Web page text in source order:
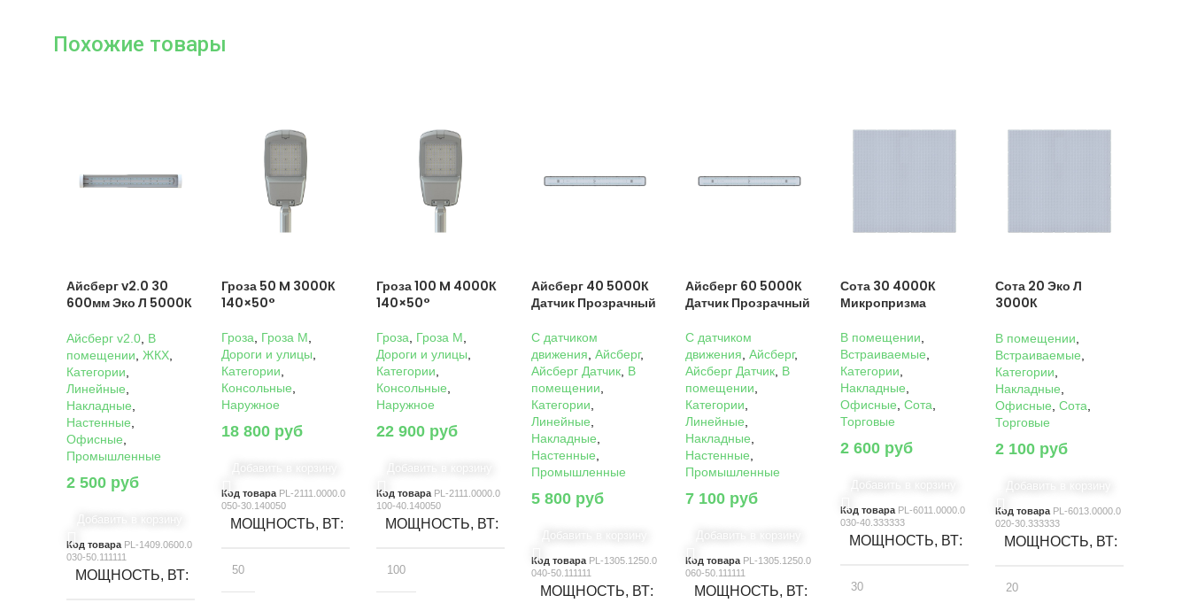
Похожие товары
Айсберг v2.0 30
600мм Эко Л 5000К
Айсберг v2.0 В
помещении ЖКХ
Категории
Линейные
Накладные
Настенные
Офисные
Промышленные
2 500 руб
Код товара PL-1409.0600.0
030-50.111111
МОЩНОСТЬ, ВТ
Гроза 50 M 3000К
140×50°
Гроза Гроза M
Дороги и улицы
Категории
Консольные
Наружное
18 800 руб
Код товара PL-2111.0000.0
050-30.140050
МОЩНОСТЬ, ВТ
50
Гроза 100 M 4000К
140×50°
Гроза Гроза M
Дороги и улицы
Категории
Консольные
Наружное
22 900 руб
Код товара PL-2111.0000.0
100-40.140050
МОЩНОСТЬ, ВТ
100
Айсберг 40 5000К
Датчик Прозрачный
C датчиком
движения Айсберг,
Айсберг Датчик, В
помещении
Категории
Линейные
Накладные
Настенные
Промышленные
5 800 руб
Код товара PL-1305.1250.0
040-50.111111
МОЩНОСТЬ, ВТ
Айсберг 60 5000К
Датчик Прозрачный
C датчиком
движения ,Айсберг,
Айсберг Датчик В
помещении
Категории
Линейные
Накладные
Настенные
Промышленные
7 100 руб
Код товара PL-1305.1250.0
060-50.111111
МОЩНОСТЬ, ВТ
Сота 30 4000К
Микропризма
В помещении
Встраиваемые
Категории
Накладные
Офисные ,Сота
Торговые
2 600 руб
Код товара PL-6011.0000.0
030-40.333333
МОЩНОСТЬ, ВТ
30
Сота 20 Эко Л
3000К
В помещении
Встраиваемые
Категории
Накладные
Офисные ,Сота
Торговые
2 100 руб
Код товара PL-6013.0000.0
020-30.333333
МОЩНОСТЬ, ВТ
20